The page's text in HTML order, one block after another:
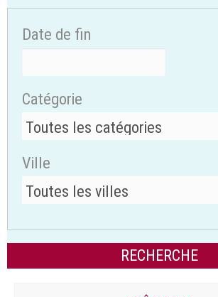
Date de fin
Catégorie
Ville